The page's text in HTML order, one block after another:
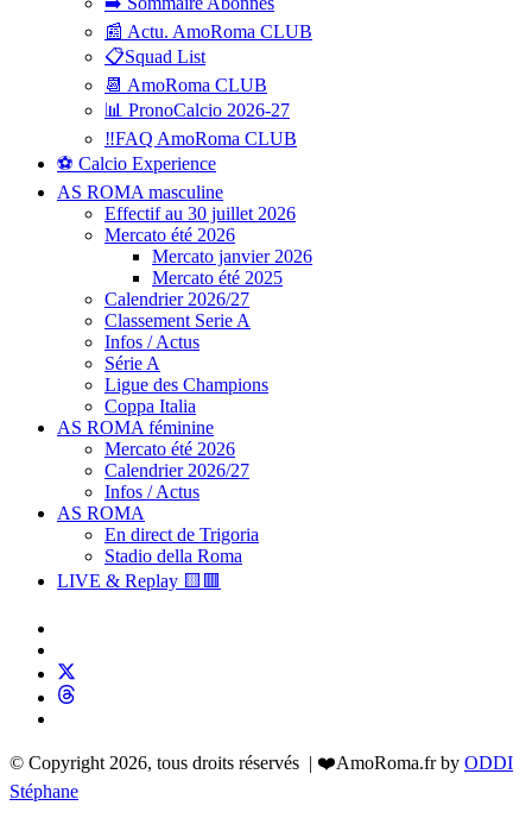
📰 Actu. AmoRoma CLUB
📋Squad List
📆 AmoRoma CLUB
📊 PronoCalcio 2026-27
‼️FAQ AmoRoma CLUB
⚽ Calcio Experience
AS ROMA masculine
Effectif au 30 juillet 2026
Mercato été 2026
Mercato janvier 2026
Mercato été 2025
Calendrier 2026/27
Classement Serie A
Infos / Actus
Série A
Ligue des Champions
Coppa Italia
AS ROMA féminine
Mercato été 2026
Calendrier 2026/27
Infos / Actus
AS ROMA
En direct de Trigoria
Stadio della Roma
LIVE & Replay 🟨🟥
© Copyright 2026, tous droits réservés | ❤️AmoRoma.fr by ODDI
Stéphane